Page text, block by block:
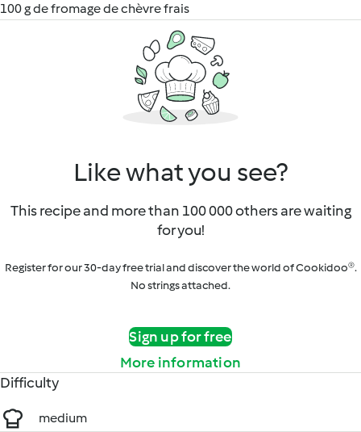
100 g de fromage de chèvre frais
Like what you see?
This recipe and more than 100 000 others are waiting
for you!
Register for our 30-day free trial and discover the world of Cookidoo®.
No strings attached.
Sign up for free
More information
Difficulty
medium